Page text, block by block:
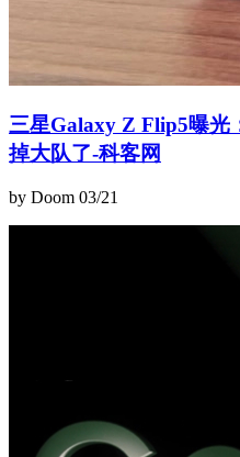
三星Galaxy Z Flip5曝光
掉大队了-科客网
by Doom 03/21